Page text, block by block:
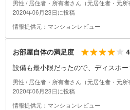
男性 / 居住者・所有者さん（元居住者・元所
2020年06月23日に投稿
情報提供元：マンションレビュー
お部屋自体の満足度
4
設備も最小限だったので、ディスポ
た。
男性 / 居住者・所有者さん（元居住者・元所
2020年06月23日に投稿
情報提供元：マンションレビュー